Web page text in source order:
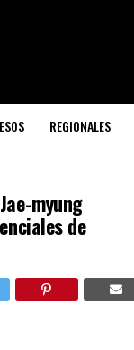
REGIONALES
myung
de